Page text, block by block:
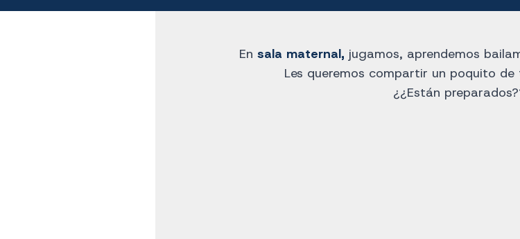
En sala maternal, jugamos, aprendemos
Les queremos compartir un poquito
¿¿Están